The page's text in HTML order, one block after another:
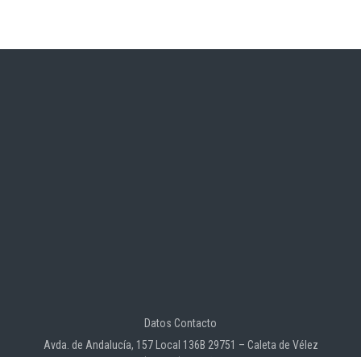
Datos Contacto
Avda. de Andalucía, 157 Local 136B 29751 – Caleta de Vélez